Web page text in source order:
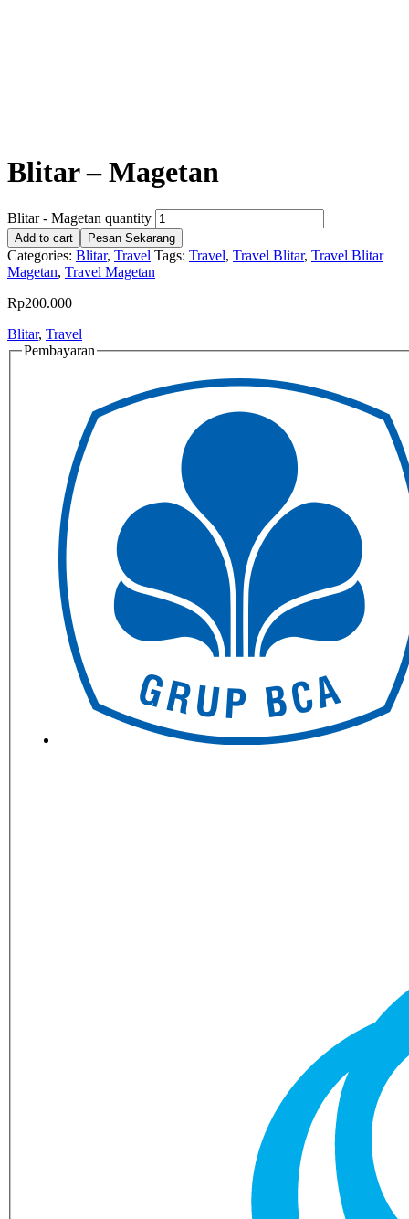
Blitar – Magetan
Blitar - Magetan quantity
Add to cart Pesan Sekarang
Categories: Blitar, Travel Tags: Travel, Travel Blitar, Travel Blitar
Magetan, Travel Magetan
Rp200.000
Blitar, Travel
Pembayaran